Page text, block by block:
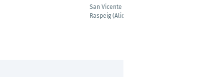
San Vicente del
Raspeig (Alicante)